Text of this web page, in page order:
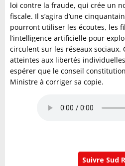
loi contre la fraude, qui crée un
fiscale. Il s’agira d’une
pourront utiliser les écoutes, les
l’intelligence artificielle pour
circulent sur les réseaux sociaux.
atteintes aux libertés
espérer que le conseil
Ministre à corriger sa copie.
Suivre Sud